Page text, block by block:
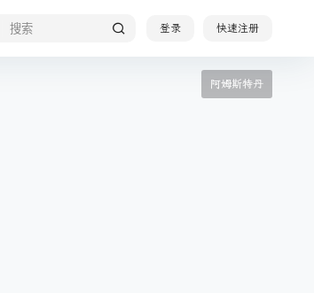
登录 快速注册
阿姆斯特丹